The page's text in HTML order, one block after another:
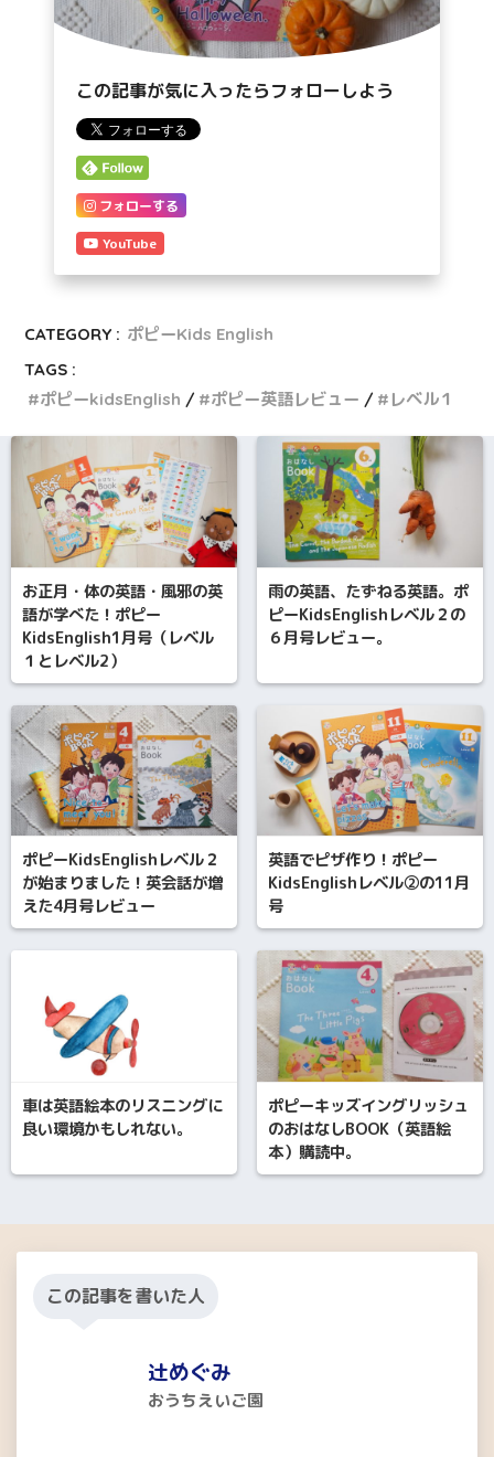
この記事が気に入ったらフォローしよう
フォローする
YouTube
CATEGORY : ポピーKids English
TAGS :
ポピーkidsEnglish
ポピー英語レビュー レベル１
お正月・体の英語・風邪の英
語が学べた！ポピー
KidsEnglish1月号（レベル
１とレベル2）
雨の英語、たずねる英語。ポ
ピーKidsEnglishレベル２の
６月号レビュー。
ポピーKidsEnglishレベル２
が始まりました！英会話が増
えた4月号レビュー
英語でピザ作り！ポピー
KidsEnglishレベル②の11月
号
車は英語絵本のリスニングに
良い環境かもしれない。
ポピーキッズイングリッシュ
のおはなしBOOK（英語絵
本）購読中。
この記事を書いた人
辻めぐみ
おうちえいご園